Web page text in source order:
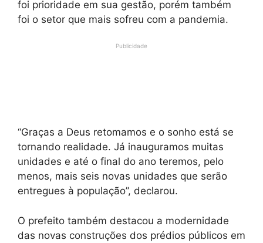
foi prioridade em sua gestão, porém também
foi o setor que mais sofreu com a pandemia.
Publicidade
“Graças a Deus retomamos e o sonho está se
tornando realidade. Já inauguramos muitas
unidades e até o final do ano teremos, pelo
menos, mais seis novas unidades que serão
entregues à população”, declarou.
O prefeito também destacou a modernidade
das novas construções dos prédios públicos em